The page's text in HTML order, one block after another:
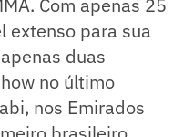
Com apenas 25
extenso para sua
duas
no último
nos Emirados